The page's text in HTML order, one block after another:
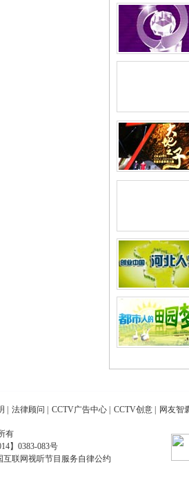
法律顾问 CCTV广告中心 CCTV创意 网友智
有
】0383-083号
互联网视听节目服务自律公约